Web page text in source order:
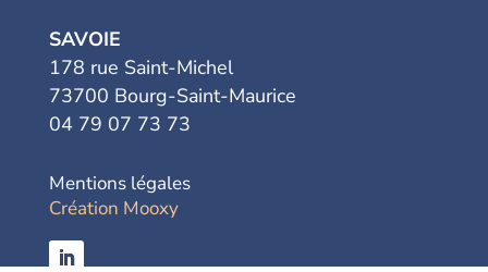
SAVOIE
178 rue Saint-Michel
73700 Bourg-Saint-Maurice
04 79 07 73 73
Mentions légales
Création Mooxy